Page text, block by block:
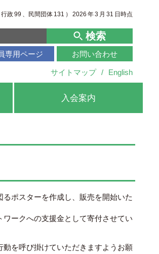
行政99 、 民間団体 131 ） 2026 年3 月 31 日時点
検索
専用ページ お問い合わせ
サイトマップ / English
入会案内
ポスターを作成し、販売を開始いた
ークへの支援金として寄付させてい
を呼び掛けていただきますようお願